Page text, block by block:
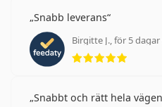
Snabb leverans
Birgitte J., för 5 dagar
Betyg
Snabbt och rätt hela vägen